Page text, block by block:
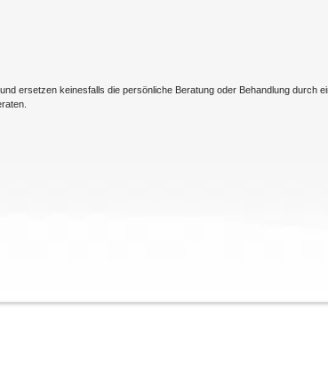
ersetzen keinesfalls die persönliche Beratung oder Behandlung durch